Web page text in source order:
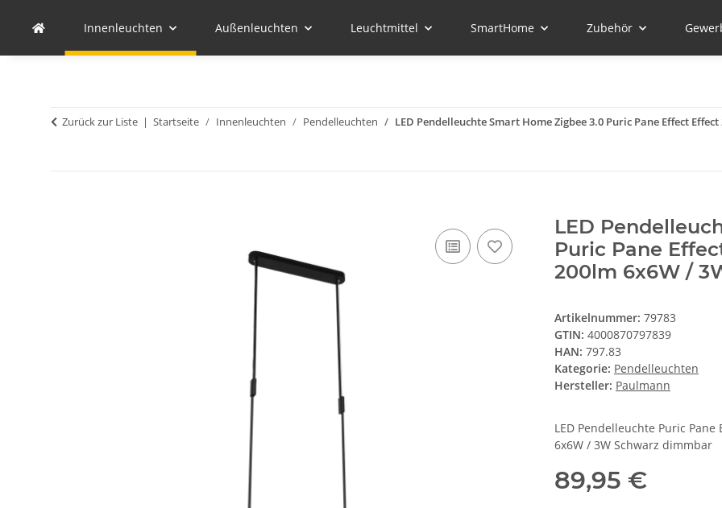
Innenleuchten Außenleuchten Leuchtmittel SmartHome Zubehör
Zurück zur Liste Startseite Innenleuchten Pendelleuchten LED Pendelleuchte Smart Home Zigbee 3.0 Puric Pane Effect
LED
Puric Pane
200lm 6x6W /
Artikelnummer: 79783
GTIN: 4000870797839
HAN: 797.83
Kategorie: Pendelleuchten
Hersteller: Paulmann
LED Pendelleuchte Puric
6x6W / 3W Schwarz dimmbar
89,95 €